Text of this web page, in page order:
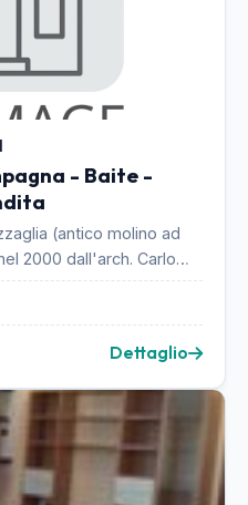
- Baite -
(antico molino ad
2000 dall'arch. Carlo
edilliaco,...
Dettaglio